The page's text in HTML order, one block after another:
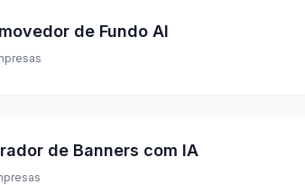
de Fundo AI
de Banners com IA